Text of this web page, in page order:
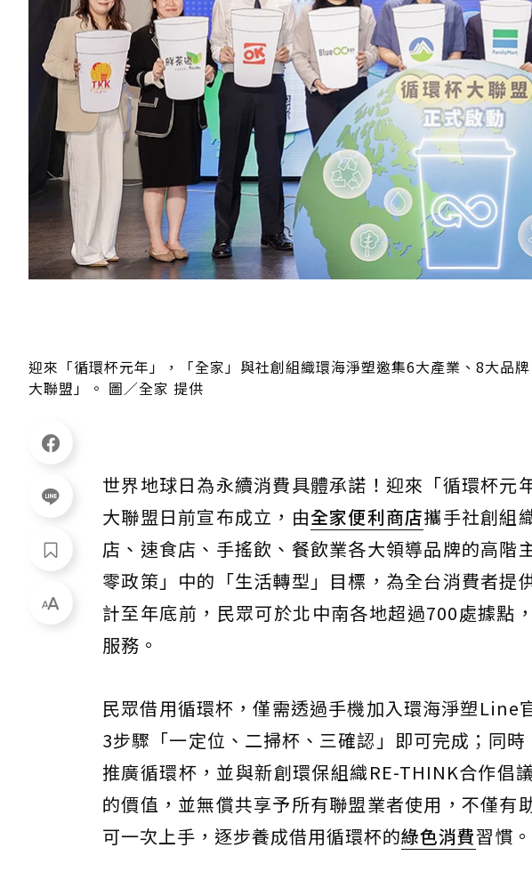
迎來「循環杯元年」，「全家」與社創組織環海淨塑邀集6大產業、8大品
大聯盟」。 圖／全家 提供
世界地球日為永續消費具體承諾！迎來「循環杯元
大聯盟日前宣布成立，由全家便利商店攜手社創組
店、速食店、手搖飲、餐飲業各大領導品牌的高階
零政策」中的「生活轉型」目標，為全台消費者提
計至年底前，民眾可於北中南各地超過700處據點
服務。
民眾借用循環杯，僅需透過手機加入環海淨塑Line
3步驟「一定位、二掃杯、三確認」即可完成；同
推廣循環杯，並與新創環保組織RE-THINK合作倡
的價值，並無償共享予所有聯盟業者使用，不僅有
可一次上手，逐步養成借用循環杯的綠色消費習慣。